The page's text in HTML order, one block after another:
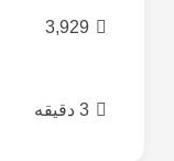
3,929
3 دقیقه